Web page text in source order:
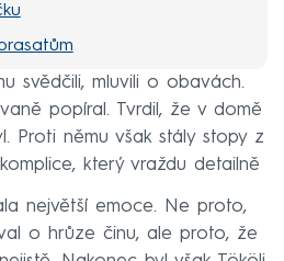
dcery
svědčili, mluvili o obavách.
popíral. Tvrdil, že v domě
Proti němu však stály stopy z
který vraždu detailně
největší emoce. Ne proto,
o hrůze činu, ale proto, že